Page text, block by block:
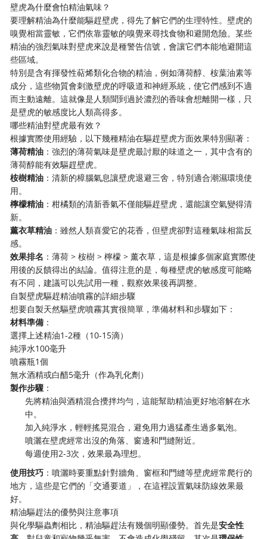
壁虎為什麼會怕精油氣味？
要理解精油為什麼能驅趕壁虎，得先了解它們的生理特性。壁虎的
嗅覺相當靈敏，它們依靠靈敏的嗅覺來尋找食物和避開危險。某些
精油的強烈氣味對壁虎來說是種警告信號，會讓它們本能地避開這
些區域。
特別是含有揮發性萜烯類化合物的精油，例如薄荷醇、桉葉油素等
成分，這些物質會刺激壁虎的呼吸道和神經系統，使它們感到不適
而主動遠離。這就像是人類聞到過於濃烈的香味會想離開一樣，只
是壁虎的敏感度比人類高得多。
哪些精油對壁虎最有效？
根據實際使用經驗，以下幾種精油在驅趕壁虎方面效果特別顯著：
薄荷精油 ：強烈的薄荷氣味是壁虎最討厭的味道之一，其中含有的
薄荷醇能有效驅趕壁虎。
桉樹精油 ：清新的樟腦氣息讓壁虎退避三舍，特別適合潮濕環境使
用。
檸檬精油 ：柑橘類的清新香氣不僅能驅趕壁虎，還能讓空氣變得清
新。
薰衣草精油 ：雖然人類喜愛它的花香，但壁虎卻對這種氣味相當反
感。
效果排名 ：薄荷 > 桉樹 > 檸檬 > 薰衣草，這是根據多個家庭實際使
用後的反饋得出的結論。值得注意的是，每種壁虎的敏感度可能略
有不同，建議可以先試用一種，觀察效果後再調整。
自製壁虎驅趕精油噴霧的詳細步驟
想要自製天然驅壁虎噴霧其實很簡單，準備材料和步驟如下：
材料準備 ：
選擇上述精油1-2種（10-15滴）
純淨水100毫升
噴霧瓶1個
無水酒精或白醋5毫升（作為乳化劑）
製作步驟 ：
先將精油與酒精混合攪拌均勻，這能幫助精油更好地溶解在水
中。
加入純淨水，輕輕搖晃混合，避免用力過猛產生過多氣泡。
噴灑在壁虎經常出沒的角落、窗邊和門縫附近。
每週使用2-3次，效果最為理想。
使用技巧 ：噴灑時要重點針對牆角、窗框和門縫等壁虎經常爬行的
地方，這些是它們的「交通要道」，在這裡設置氣味防線效果最
好。
精油驅趕法的優勢與注意事項
與化學驅蟲劑相比，精油驅趕法有幾個明顯優勢。首先是安全性